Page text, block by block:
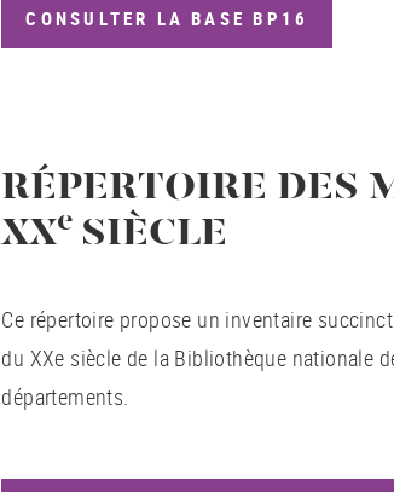
CONSULTER LA BASE BP16
RÉPERTOIRE DES
XXe SIÈCLE
Ce répertoire propose un inventaire
du XXe siècle de la Bibliothèque nationale
départements.